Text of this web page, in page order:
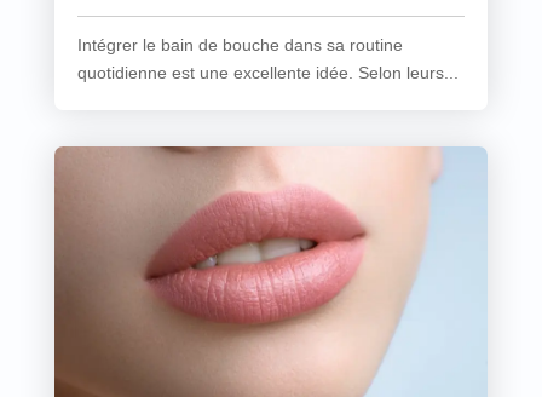
Intégrer le bain de bouche dans sa routine
quotidienne est une excellente idée. Selon leurs...